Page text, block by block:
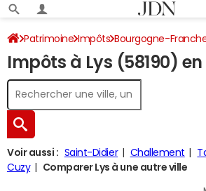
Patrimoine Impôts Bourgogne-
Lys Impôt sur le revenu
Impôts à Lys (58190) en
Voir aussi : Saint-Didier Challement
Cuzy
Comparer Lys à une autre ville